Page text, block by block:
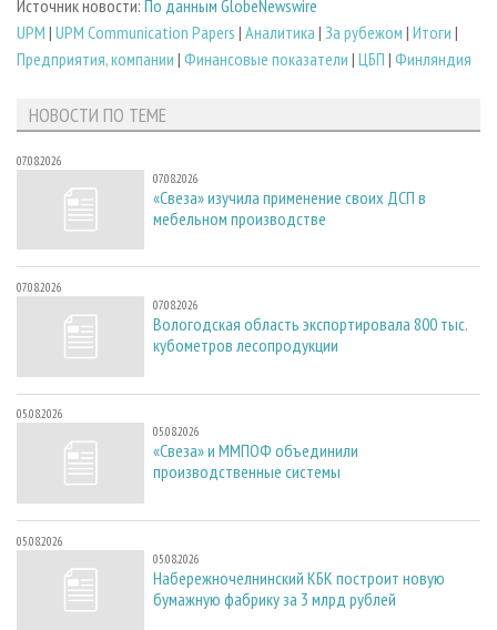
Источник новости: По данным GlobeNewswire
UPM | UPM Communication Papers | Аналитика | За рубежом | Итоги |
Предприятия, компании | Финансовые показатели | ЦБП | Финляндия
НОВОСТИ ПО ТЕМЕ
07.08.2026
07.08.2026
«Свеза» изучила применение своих ДСП в
мебельном производстве
07.08.2026
07.08.2026
Вологодская область экспортировала 800 тыс.
кубометров лесопродукции
05.08.2026
05.08.2026
«Свеза» и ММПОФ объединили
производственные системы
05.08.2026
05.08.2026
Набережночелнинский КБК построит новую
бумажную фабрику за 3 млрд рублей